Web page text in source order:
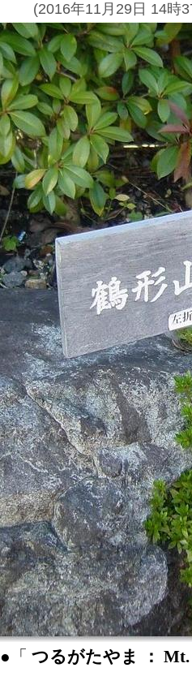
(2016年11月29日 14時
●「 つるがたやま ： Mt.